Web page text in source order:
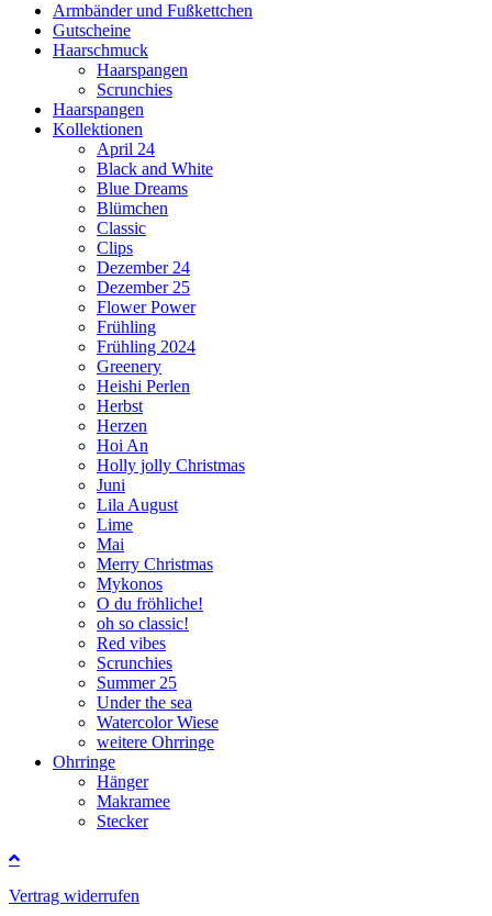
Armbänder und Fußkettchen
Gutscheine
Haarschmuck
Haarspangen
Scrunchies
Haarspangen
Kollektionen
April 24
Black and White
Blue Dreams
Blümchen
Classic
Clips
Dezember 24
Dezember 25
Flower Power
Frühling
Frühling 2024
Greenery
Heishi Perlen
Herbst
Herzen
Hoi An
Holly jolly Christmas
Juni
Lila August
Lime
Mai
Merry Christmas
Mykonos
O du fröhliche!
oh so classic!
Red vibes
Scrunchies
Summer 25
Under the sea
Watercolor Wiese
weitere Ohrringe
Ohrringe
Hänger
Makramee
Stecker
Vertrag widerrufen